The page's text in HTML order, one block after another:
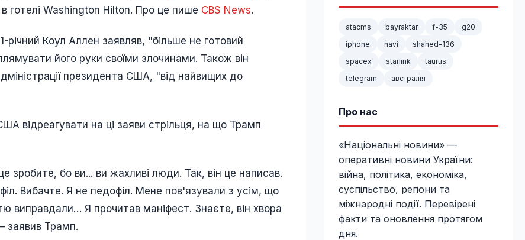
в готелі Washington Hilton. Про це пише CBS News.
Коул Аллен заявляв, "більше не готовий
його руки своїми злочинами. Також він
президента США, "від найвищих до
відреагувати на ці заяви стрільця, на що Трамп
зробите, бо ви... ви жахливі люди. Так, він це написав.
Вибачте. Я не педофіл. Мене пов'язували з усім, що
виправдали… Я прочитав маніфест. Знаєте, він хвора
заявив Трамп.
atacms bayraktar f-35
g20
iphone
navi
shahed-136
spacex
starlink
taurus
telegram
австралія
Про нас
«Національні новини» —
оперативні новини України:
війна, політика, економіка,
суспільство, регіони та
міжнародні події. Перевірені
факти та оновлення протягом
дня.